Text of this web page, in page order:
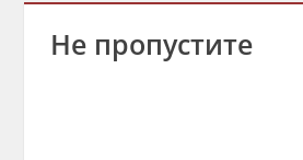
Не пропустите